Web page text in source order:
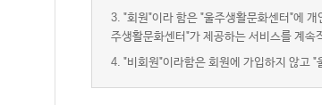
3. "회원"이라 함은 "울주생활문화센터"에
주생활문화센터"가 제공하는 서비스를 계속
4. "비회원"이라함은 회원에 가입하지 않고